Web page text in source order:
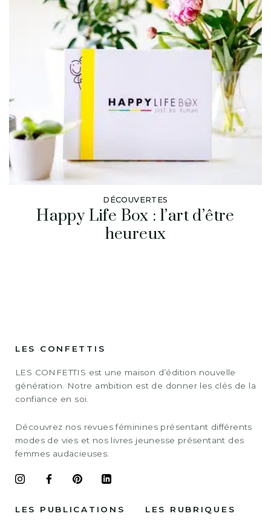
DÉCOUVERTES
Happy Life Box : l’art d’être
heureux
LES CONFETTIS
LES CONFETTIS est une maison d’édition nouvelle
génération. Notre ambition est de donner les clés de la
confiance en soi.
Découvrez nos revues féminines présentant différents
modes de vies et nos livres jeunesse présentant des
femmes audacieuses.
LES PUBLICATIONS LES RUBRIQUES